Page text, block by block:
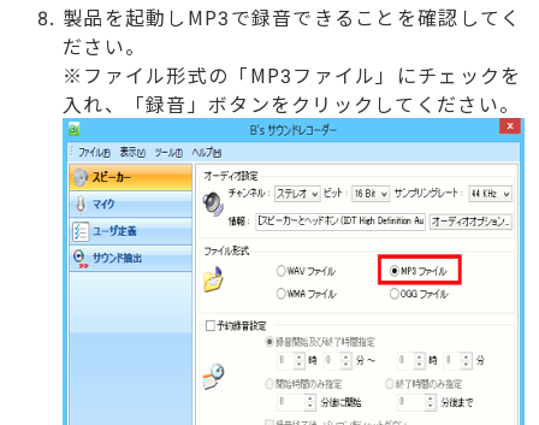
製品を起動しMP3で録音できることを確認してく
ださい。
※ファイル形式の「MP3ファイル」にチェックを
入れ、「録音」ボタンをクリックしてください。